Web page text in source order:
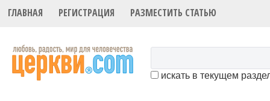
ГЛАВНАЯ РЕГИСТРАЦИЯ РАЗМЕСТИТЬ СТАТЬЮ
искать в текущем